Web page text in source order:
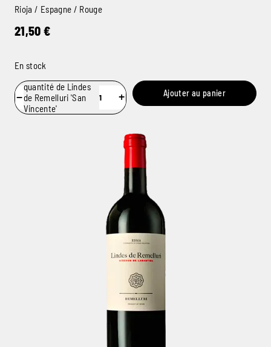
Rioja / Espagne / Rouge
21,50 €
En stock
−
quantité de Lindes
de Remelluri 'San
Vincente'
+ Ajouter au panier